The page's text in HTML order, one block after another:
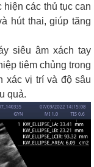
các thủ tục can
hút thai, giúp tăng
siêu âm xách tay
tiêm chủng trong
xác vị trí và độ sâu
quả.